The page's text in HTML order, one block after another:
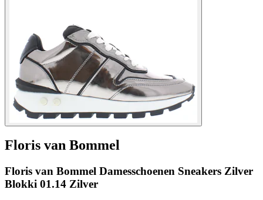
Floris van Bommel
Floris van Bommel Damesschoenen Sneakers Zilver
Blokki 01.14 Zilver